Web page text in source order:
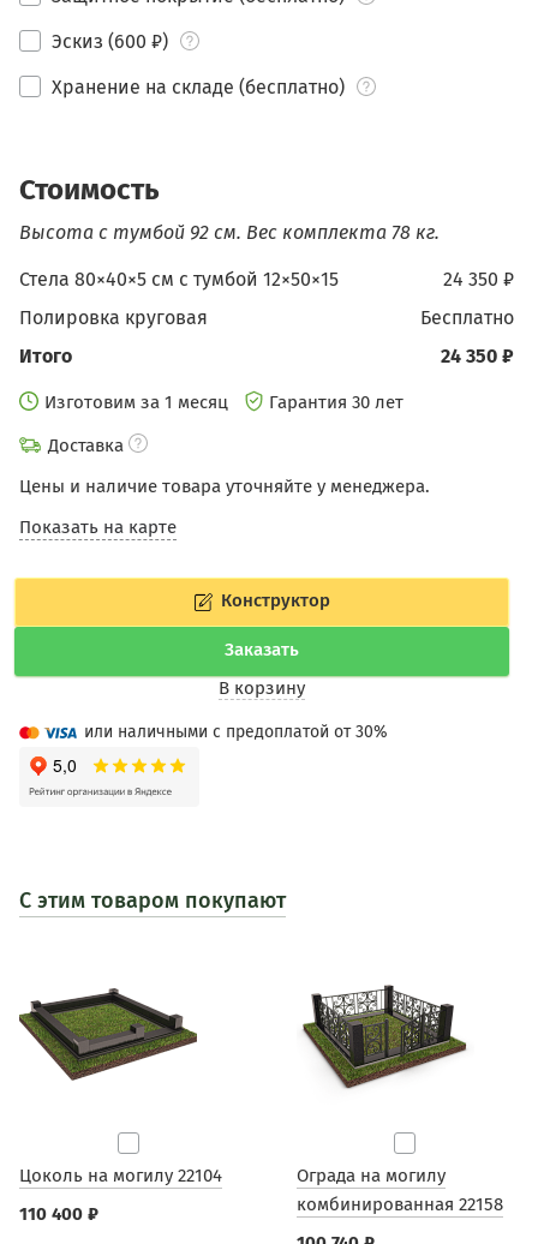
Эскиз (600 ₽)
Хранение на складе (бесплатно)
Стоимость
Высота с тумбой 92 см. Вес комплекта 78 кг.
24 350 ₽
Стела 80×40×5 см c тумбой 12×50×15
бесплатно
Полировка круговая
24 350 ₽
Итого
Изготовим за 1 месяц
Гарантия 30 лет
Доставка
Цены и наличие товара уточняйте у менеджера.
Показать на карте
Конструктор
Заказать
В корзину
или наличными с предоплатой от 30%
С этим товаром покупают
Цоколь на могилу 22104
110 400 ₽
Ограда на могилу
комбинированная 22158